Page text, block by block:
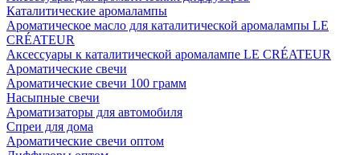
Каталитические аромалампы
Ароматическое масло для каталитической аромалампы LE
CRÉATEUR
Аксессуары к каталитической аромалампе LE CRÉATEUR
Ароматические свечи
Ароматические свечи 100 грамм
Насыпные свечи
Ароматизаторы для автомобиля
Спреи для дома
Ароматические свечи оптом